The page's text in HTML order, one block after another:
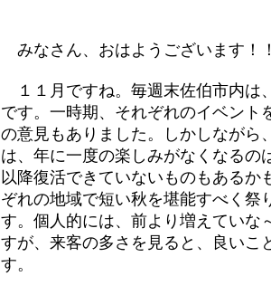
みなさん、おはようございます！
１１月ですね。毎週末佐伯市内は
です。一時期、それぞれのイベント
の意見もありました。しかしながら
は、年に一度の楽しみがなくなるの
以降復活できていないものもあるか
ぞれの地域で短い秋を堪能すべく祭
す。個人的には、前より増えていな
すが、来客の多さを見ると、良いこ
す。